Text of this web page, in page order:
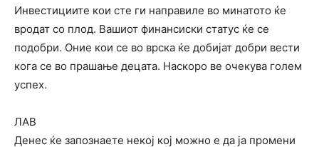
Инвестициите кои сте ги направиле во минатото ќе
вродат со плод. Вашиот финансиски статус ќе се
подобри. Оние кои се во врска ќе добијат добри вести
кога се во прашање децата. Наскоро ве очекува голем
успех.
ЛАВ
Денес ќе запознаете некој кој можно е да ја промени